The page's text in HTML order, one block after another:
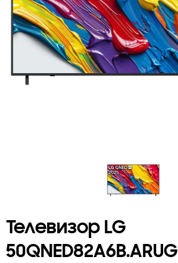
Телевизор LG
50QNED82A6B.ARUG